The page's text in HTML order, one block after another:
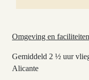
Omgeving en faciliteiten
Gemiddeld 2 ½ uur
Alicante